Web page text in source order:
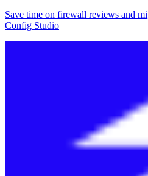
Save time on firewall reviews and
Config Studio